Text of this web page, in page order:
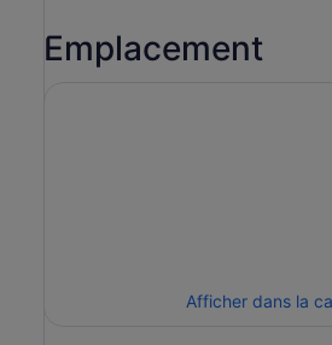
Emplacement
Afficher dans la